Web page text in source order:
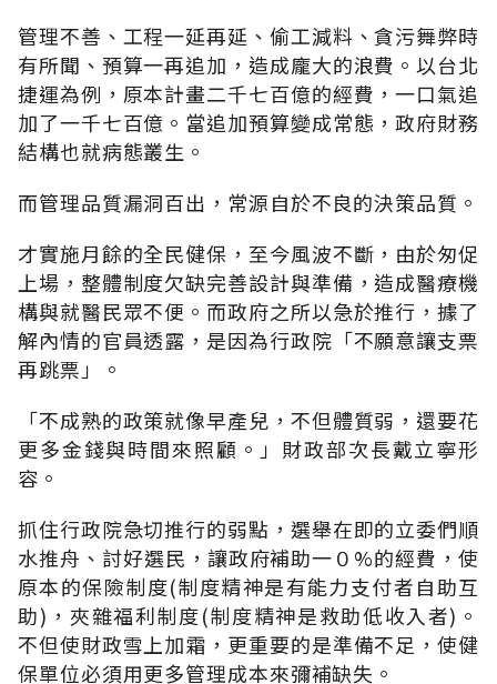
管理不善、工程一延再延、偷工減料、貪污舞弊時
有所聞、預算一再追加，造成龐大的浪費。以台北
捷運為例，原本計畫二千七百億的經費，一口氣追
加了一千七百億。當追加預算變成常態，政府財務
結構也就病態叢生。
而管理品質漏洞百出，常源自於不良的決策品質。
才實施月餘的全民健保，至今風波不斷，由於匆促
上場，整體制度欠缺完善設計與準備，造成醫療機
構與就醫民眾不便。而政府之所以急於推行，據了
解內情的官員透露，是因為行政院「不願意讓支票
再跳票」。
「不成熟的政策就像早產兒，不但體質弱，還要花
更多金錢與時間來照顧。」財政部次長戴立寧形
容。
抓住行政院急切推行的弱點，選舉在即的立委們順
水推舟、討好選民，讓政府補助一０%的經費，使
原本的保險制度(制度精神是有能力支付者自助互
助)，夾雜福利制度(制度精神是救助低收入者)。
不但使財政雪上加霜，更重要的是準備不足，使健
保單位必須用更多管理成本來彌補缺失。